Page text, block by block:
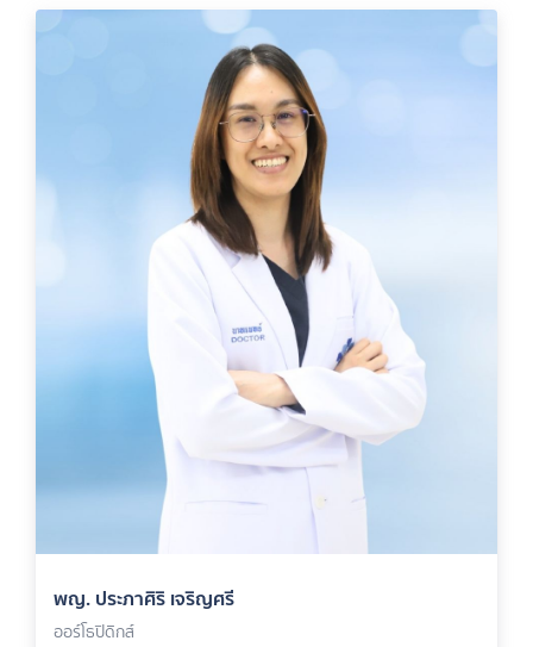
พญ. ประภาศิริ เจริญศรี
ออร์โธปิดิกส์